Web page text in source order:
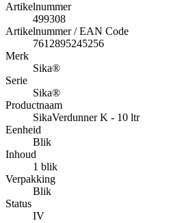
Artikelnummer
499308
Artikelnummer / EAN Code
7612895245256
Merk
Sika®
Serie
Sika®
Productnaam
SikaVerdunner K - 10 ltr
Eenheid
Blik
Inhoud
1 blik
Verpakking
Blik
Status
IV